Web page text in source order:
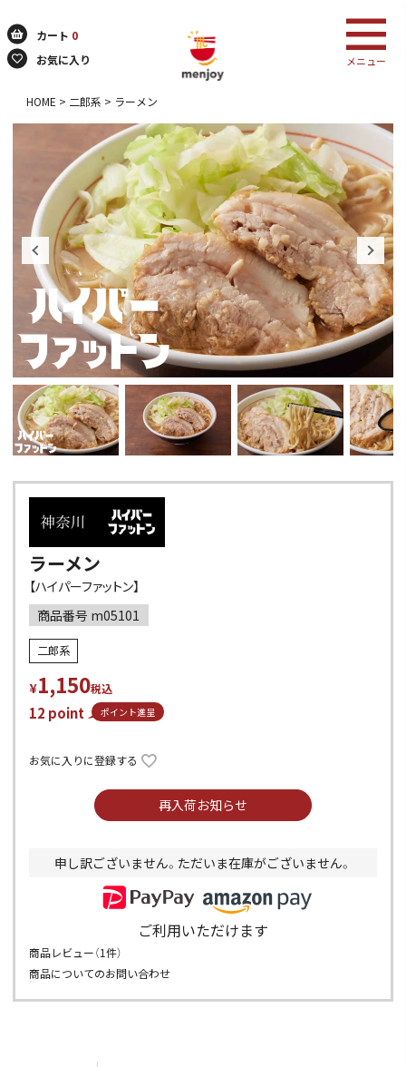
カート 0
お気に入り
メニュー
HOME 二郎系 ラーメン
ラーメン
【ハイパーファットン】
商品番号 m05101
二郎系
¥1,150税込
12 point ポイント進呈
お気に入りに登録する
再入荷お知らせ
申し訳ございません。ただいま在庫がございません。
ご利用いただけます
商品レビュー（1件）
商品についてのお問い合わせ
検索